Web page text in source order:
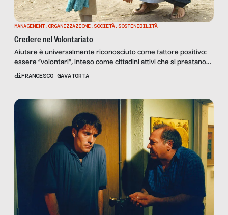
MANAGEMENT,ORGANIZZAZIONE, SOCIETÀ, SOSTENIBILITÀ
Credere nel Volontariato
Aiutare è universalmente riconosciuto come fattore positivo:
essere “volontari”, inteso come cittadini attivi che si prestano
alla cura degli altri, è esser parte di un mondo che sempre di
stima infatti che l’ammontare del valore economico di tutte le
diFRANCESCO GAVATORTA